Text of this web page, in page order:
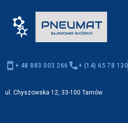
+ 48 883 003 266 + (14) 65 78 130
ul. Chyszowska 12, 33-100 Tarnów